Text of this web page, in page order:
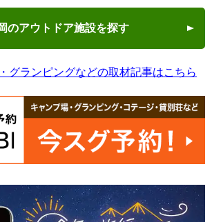
のアウトドア施設を探す
グランピングなどの取材記事はこちら